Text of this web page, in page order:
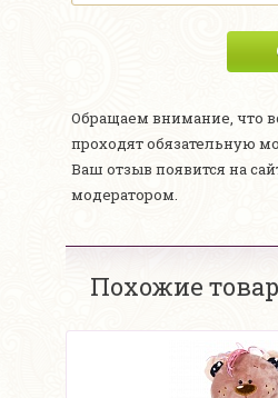
Обращаем внимание, что
проходят обязательную
Ваш отзыв появится на
модератором.
Похожие